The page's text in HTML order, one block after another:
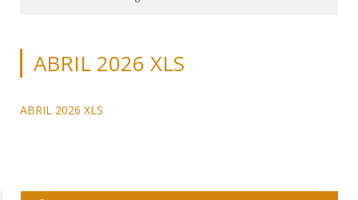
ABRIL 2026 XLS
ABRIL 2026 XLS